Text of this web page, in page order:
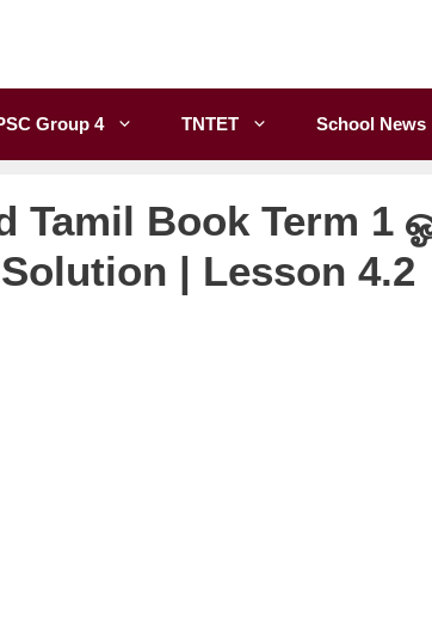
Group 4 TNTET School News
Tamil Book Term 1
| Lesson 4.2